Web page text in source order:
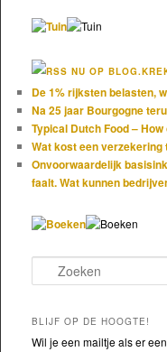
NU OP
De 1% rijksten belasten,
Na 25 jaar Bourgogne
Typical Dutch Food –
Wat kost een verzekering
Onvoorwaardelijk
faalt. Wat kunnen
Zoeken
BLIJF OP DE HOOGTE!
Wil je een mailtje als er